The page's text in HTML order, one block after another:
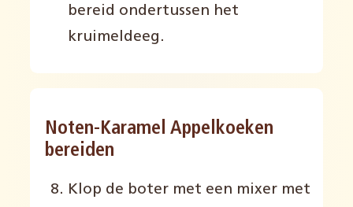
bereid ondertussen het
kruimeldeeg.
Noten-Karamel Appelkoeken
bereiden
Klop de boter met een mixer met